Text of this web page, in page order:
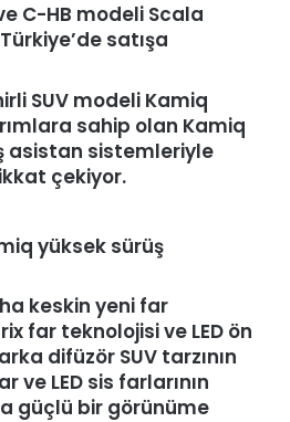
C-HB modeli Scala
satışa
SUV modeli Kamiq
sahip olan Kamiq
asistan sistemleriyle
çekiyor.
yüksek sürüş
keskin yeni far
far teknolojisi ve LED ön
difüzör SUV tarzının
ve LED sis farlarının
güçlü bir görünüme